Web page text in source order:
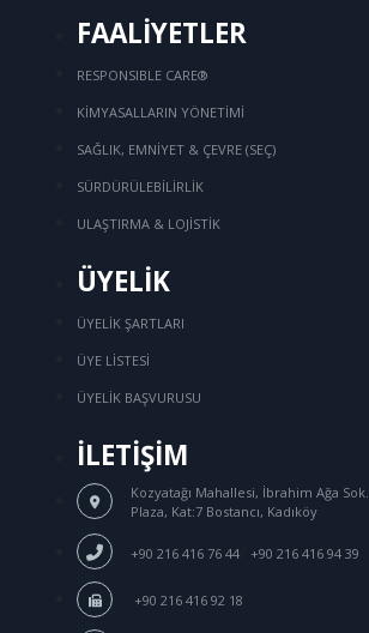
FAALİYETLER
RESPONSIBLE CARE®
KİMYASALLARIN YÖNETİMİ
SAĞLIK, EMNİYET & ÇEVRE (SEÇ)
SÜRDÜRÜLEBİLİRLİK
ULAŞTIRMA & LOJİSTİK
ÜYELİK
ÜYELİK ŞARTLARI
ÜYE LİSTESİ
ÜYELİK BAŞVURUSU
İLETİŞİM
Kozyatağı Mahallesi, İbrahim Ağa Sok.
Plaza, Kat:7 Bostancı, Kadıköy
+90 216 416 76 44 +90 216 416 94 39
+90 216 416 92 18